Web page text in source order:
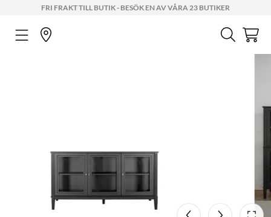
FRI FRAKT TILL BUTIK - BESÖK EN AV VÅRA 23 BUTIKER